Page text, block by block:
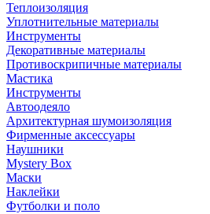
Теплоизоляция
Уплотнительные материалы
Инструменты
Декоративные материалы
Противоскрипичные материалы
Мастика
Инструменты
Автоодеяло
Архитектурная шумоизоляция
Фирменные аксессуары
Наушники
Mystery Box
Маски
Наклейки
Футболки и поло